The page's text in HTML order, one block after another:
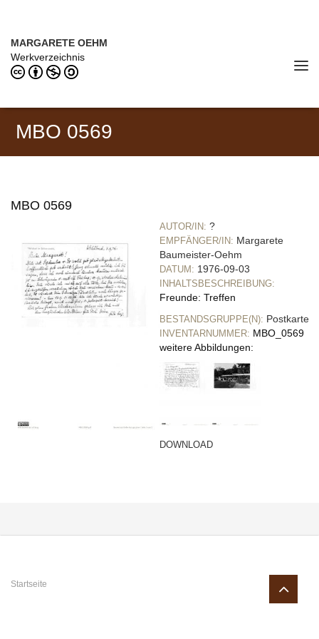
MARGARETE OEHM
Werkverzeichnis
MBO 0569
MBO 0569
AUTOR/IN: ?
EMPFÄNGER/IN: Margarete
Baumeister-Oehm
DATUM: 1976-09-03
INHALTSBESCHREIBUNG:
Freunde: Treffen
BESTANDSGRUPPE(N): Postkarte
INVENTARNUMMER: MBO_0569
weitere Abbildungen:
DOWNLOAD
Sie sind hier
Startseite